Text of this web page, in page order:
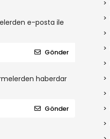
e-posta ile
Gönder
haberdar
Gönder